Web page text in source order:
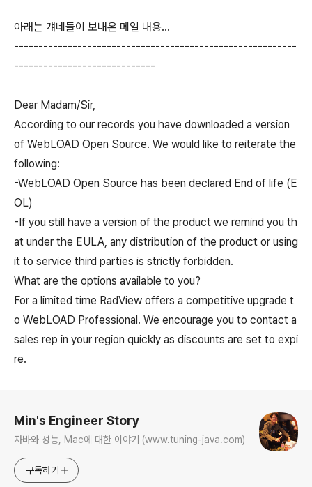
아래는 걔네들이 보내온 메일 내용...
----------------------------------------------------------
-----------------------------
Dear Madam/Sir,
According to our records you have downloaded a version
of WebLOAD Open Source. We would like to reiterate the
following:
-WebLOAD Open Source has been declared End of life (E
OL)
-If you still have a version of the product we remind you th
at under the EULA, any distribution of the product or using
it to service third parties is strictly forbidden.
What are the options available to you?
For a limited time RadView offers a competitive upgrade t
o WebLOAD Professional. We encourage you to contact a
sales rep in your region quickly as discounts are set to expi
re.
Min's Engineer Story
자바와 성능, Mac에 대한 이야기 (www.tuning-java.com)
구독하기